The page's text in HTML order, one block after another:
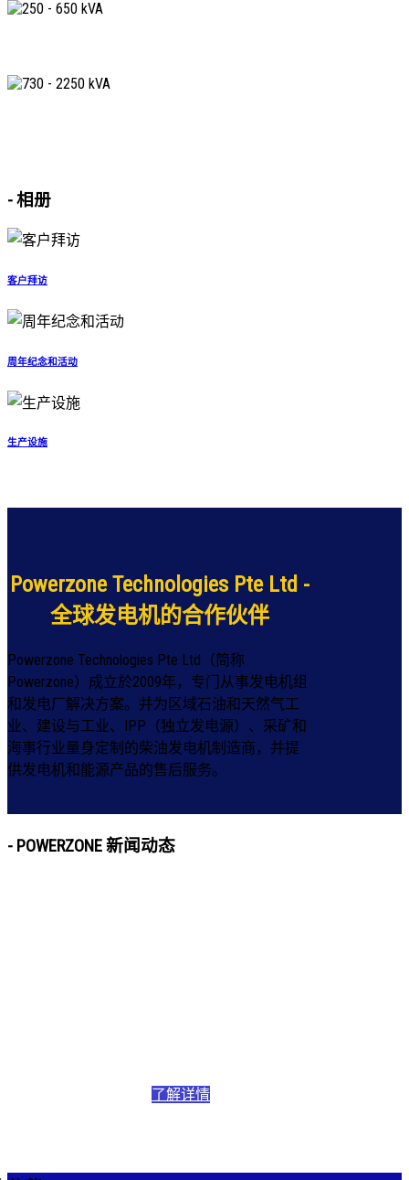
-相册
客户拜访
周年纪念和活动
生产设施
Powerzone Technologies Pte Ltd -
全球发电机的合作伙伴
Powerzone Technologies Pte Ltd（简称
Powerzone）成立於2009年，专门从事发电机组
和发电厂解决方案。并为区域石油和天然气工
业、建设与工业、IPP（独立发电源）、采矿和
海事行业量身定制的柴油发电机制造商，并提
供发电机和能源产品的售后服务。
- POWERZONE 新闻动态
了解详情